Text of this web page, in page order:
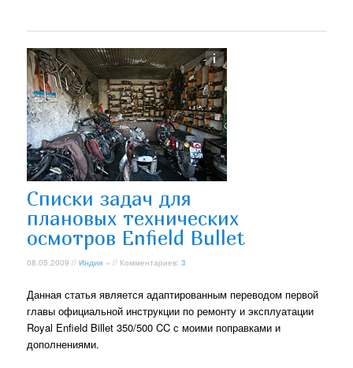
Списки задач для
плановых технических
осмотров Enfield Bullet
08.05.2009 //Индия » // Комментариев:3
Данная статья является адаптированным переводом первой
главы официальной инструкции по ремонту и эксплуатации
Royal Enfield Billet 350/500 CC с моими поправками и
дополнениями.